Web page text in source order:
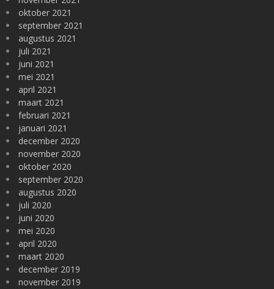
oktober 2021
september 2021
augustus 2021
juli 2021
juni 2021
mei 2021
april 2021
maart 2021
februari 2021
januari 2021
december 2020
november 2020
oktober 2020
september 2020
augustus 2020
juli 2020
juni 2020
mei 2020
april 2020
maart 2020
december 2019
november 2019